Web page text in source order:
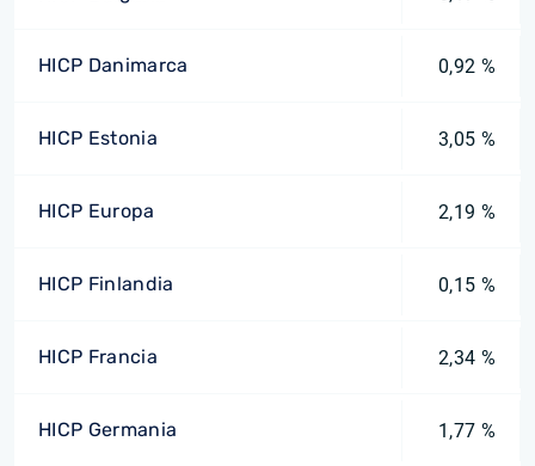
HICP Danimarca 0,92 %
HICP Estonia 3,05 %
HICP Europa 2,19 %
HICP Finlandia 0,15 %
HICP Francia 2,34 %
HICP Germania 1,77 %